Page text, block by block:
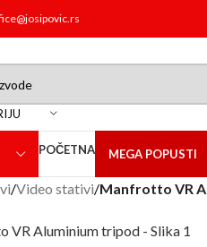
POČETNA MEGA POPUSTI
/Video stativi/Manfrotto VR